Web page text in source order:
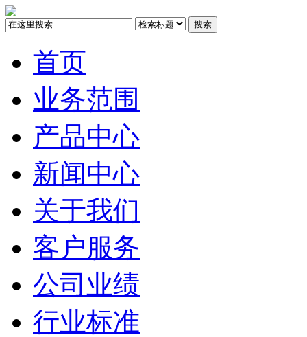
搜索
首页
业务范围
产品中心
新闻中心
关于我们
客户服务
公司业绩
行业标准